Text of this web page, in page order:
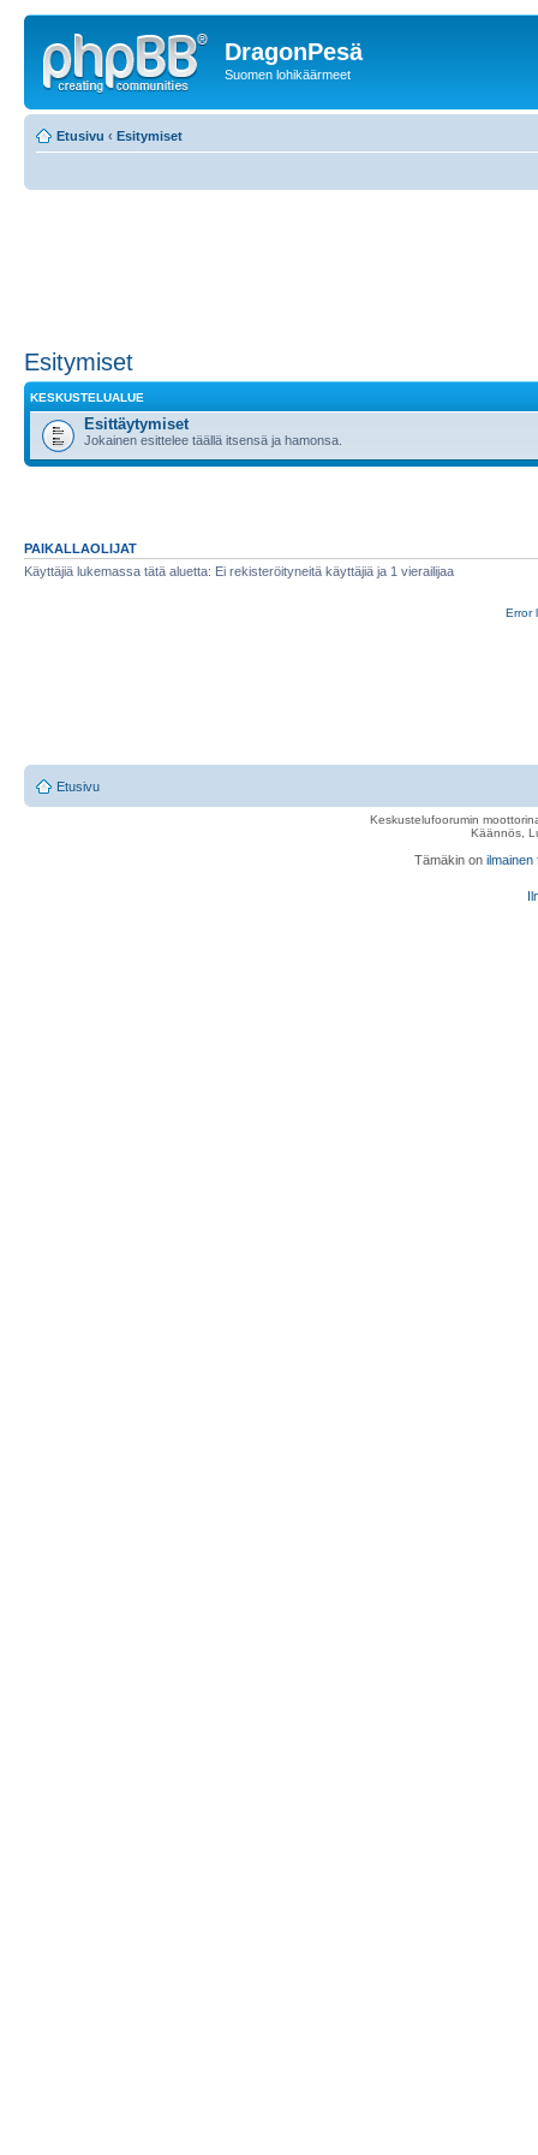
DragonPesä
Suomen lohikäärmeet
Etusivu ‹ Esitymiset
Esitymiset
KESKUSTELUALUE
Esittäytymiset
Jokainen esittelee täällä itsensä ja hamonsa.
PAIKALLAOLIJAT
Käyttäjiä lukemassa tätä aluetta: Ei rekisteröityneitä käyttäjiä ja 1 vierailijaa
Error
Etusivu
Keskustelufoorumin
Käännös,
Tämäkin on ilmainen